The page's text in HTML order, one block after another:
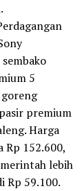
5
premium
Harga
Rp 152.600,
lebih
Rp 59.100.